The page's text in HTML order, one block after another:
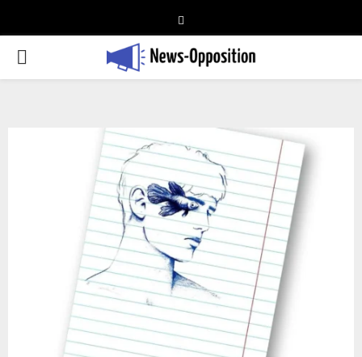
PRIMARY